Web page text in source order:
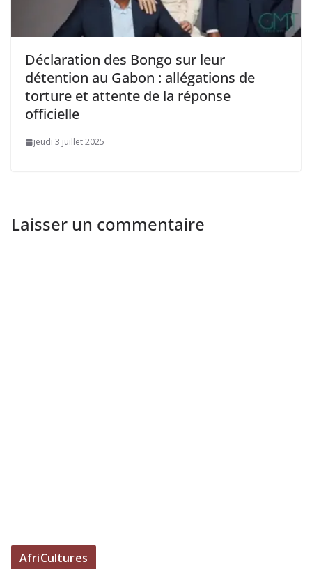
Déclaration des Bongo sur leur
détention au Gabon : allégations de
torture et attente de la réponse
officielle
jeudi 3 juillet 2025
Laisser un commentaire
AfriCultures